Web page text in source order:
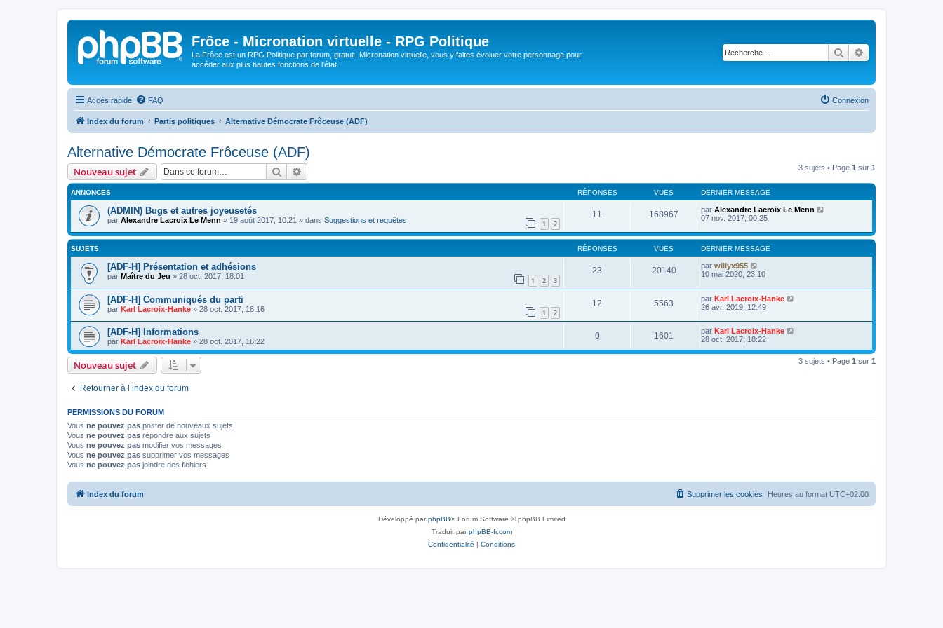
Frôce - Micronation virtuelle - RPG Politique
La Frôce est un RPG Politique par forum, gratuit. Micronation virtuelle, vous y faites évoluer votre personnage pour
accéder aux plus hautes fonctions de l'état.
Rechercher
Accès rapide FAQ Connexion
Index du forum Partis politiques Alternative Démocrate Frôceuse (ADF)
Alternative Démocrate Frôceuse (ADF)
Nouveau sujet Rechercher 3 sujets • Page 1 sur 1
ANNONCES RÉPONSES VUES DERNIER MESSAGE
(ADMIN) Bugs et autres joyeusetés
par Alexandre Lacroix Le Menn » 19 août 2017, 10:21 » dans Suggestions et requêtes 1 2
11 168967 par Alexandre Lacroix Le Menn
07 nov. 2017, 00:25
SUJETS RÉPONSES VUES DERNIER MESSAGE
[ADF-H] Présentation et adhésions
par Maître du Jeu » 28 oct. 2017, 18:01 1 2 3
23 20140 par willyx955
10 mai 2020, 23:10
[ADF-H] Communiqués du parti
par Karl Lacroix-Hanke » 28 oct. 2017, 18:16 1 2
12 5563 par Karl Lacroix-Hanke
26 avr. 2019, 12:49
[ADF-H] Informations
par Karl Lacroix-Hanke » 28 oct. 2017, 18:22
0 1601 par Karl Lacroix-Hanke
28 oct. 2017, 18:22
Nouveau sujet 3 sujets • Page 1 sur 1
Retourner à l’index du forum
PERMISSIONS DU FORUM
Vous ne pouvez pas poster de nouveaux sujets
Vous ne pouvez pas répondre aux sujets
Vous ne pouvez pas modifier vos messages
Vous ne pouvez pas supprimer vos messages
Vous ne pouvez pas joindre des fichiers
Index du forum Heures au format UTC+02:00
Supprimer les cookies
Développé parphpBB® Forum Software © phpBB Limited
Traduit parphpBB-fr.com
Confidentialité | Conditions